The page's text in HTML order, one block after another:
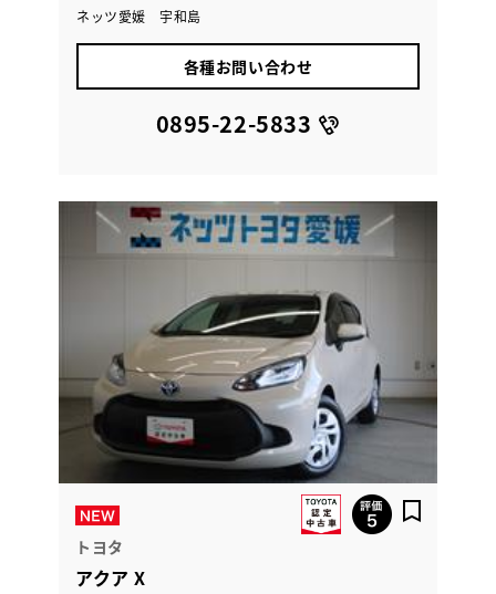
ネッツ愛媛 宇和島
各種お問い合わせ
0895-22-5833
トヨタ
アクア X